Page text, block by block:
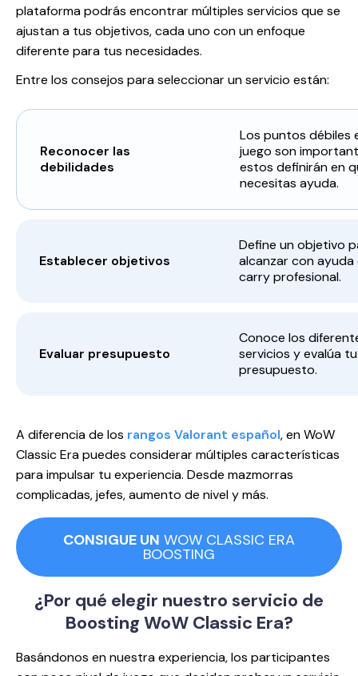
plataforma podrás encontrar múltiples servicios que se
ajustan a tus objetivos, cada uno con un enfoque
diferente para tus necesidades.
Entre los consejos para seleccionar un servicio están:
Reconocer las
debilidades
Los puntos débiles
juego son
estos definirán en
necesitas ayuda.
Establecer objetivos
Define un objetivo
alcanzar con ayuda
carry profesional.
Evaluar presupuesto
Conoce los
servicios y evalúa tu
presupuesto.
A diferencia de los rangos Valorant español, en WoW
Classic Era puedes considerar múltiples características
para impulsar tu experiencia. Desde mazmorras
complicadas, jefes, aumento de nivel y más.
CONSIGUE UN WOW CLASSIC ERA
BOOSTING
¿Por qué elegir nuestro servicio de
Boosting WoW Classic Era?
Basándonos en nuestra experiencia, los participantes